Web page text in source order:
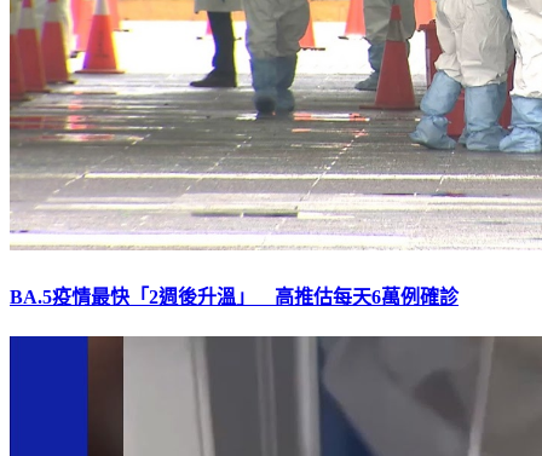
BA.5疫情最快「2週後升溫」 高推估每天6萬例確診